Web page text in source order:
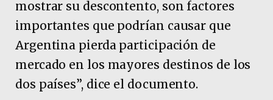
mostrar su descontento, son factores
importantes que podrían causar que
Argentina pierda participación de
mercado en los mayores destinos de los
dos países”, dice el documento.